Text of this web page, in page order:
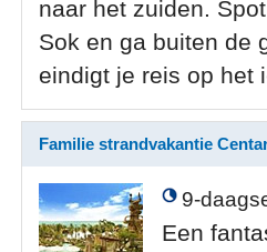
naar het zuiden.
Sok en ga buiten de
eindigt je reis op het
Familie strandvakantie
9-
Een